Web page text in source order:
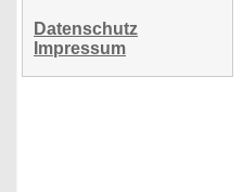
Datenschutz
Impressum